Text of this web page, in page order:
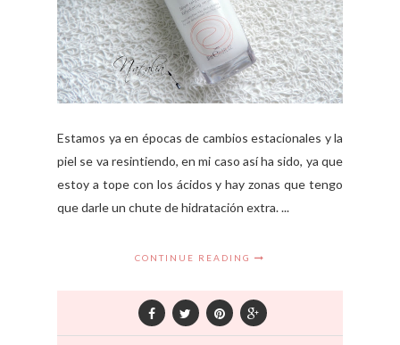
Estamos ya en épocas de cambios estacionales y la
piel se va resintiendo, en mi caso así ha sido, ya que
estoy a tope con los ácidos y hay zonas que tengo
que darle un chute de hidratación extra. ...
CONTINUE READING